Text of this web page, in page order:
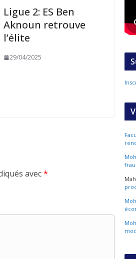
Ligue 2: ES Ben
Aknoun retrouve
l’élite
29/04/2025
avec*